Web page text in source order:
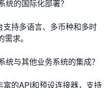
的国际化部署？
持多语言、多币种和多时
求。
与其他业务系统的集成？
的API和预设连接器，支持